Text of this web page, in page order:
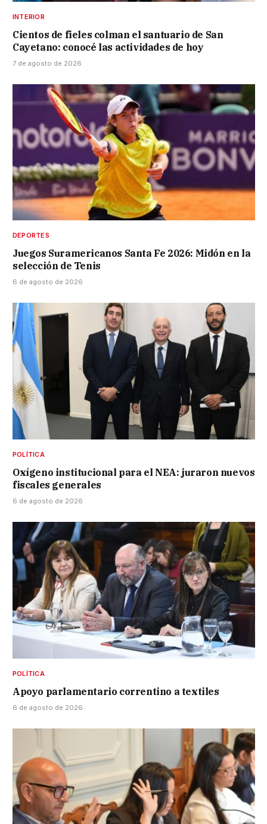
INTERIOR
Cientos de fieles colman el santuario de San
Cayetano: conocé las actividades de hoy
7 de agosto de 2026
DEPORTES
Juegos Suramericanos Santa Fe 2026: Midón en la
selección de Tenis
6 de agosto de 2026
POLÍTICA
Oxígeno institucional para el NEA: juraron nuevos
fiscales generales
6 de agosto de 2026
POLÍTICA
Apoyo parlamentario correntino a textiles
6 de agosto de 2026